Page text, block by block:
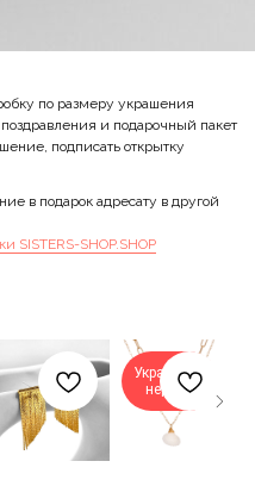
по размеру украшения
и подарочный пакет
подписать открытку
в подарок адресату в другой
SISTERS-SHOP.SHOP
Украшение
недели